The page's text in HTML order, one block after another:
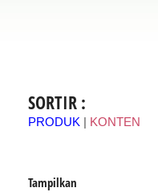
SORTIR :
PRODUK KONTEN
Tampilkan